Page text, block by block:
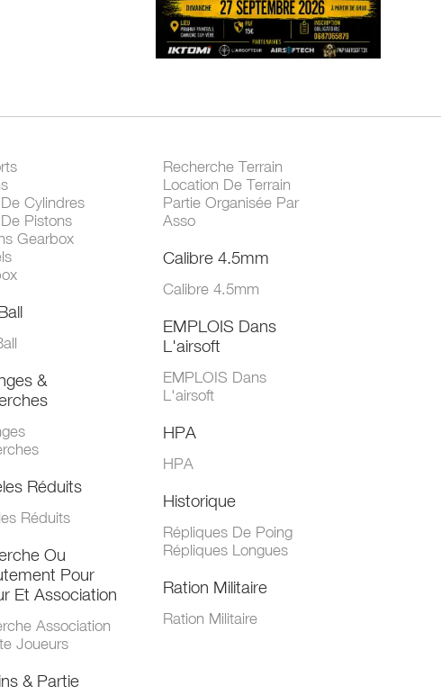
Cylindres
Pistons
Gearbox
&
Réduits
Réduits
Ou
Pour
Et Association
Association
Joueurs
& Partie
Recherche Terrain
Location De Terrain
Partie Organisée Par
Asso
Calibre 4.5mm
Calibre 4.5mm
EMPLOIS Dans
L'airsoft
EMPLOIS Dans
L'airsoft
HPA
HPA
Historique
Répliques De Poing
Répliques Longues
Ration Militaire
Ration Militaire